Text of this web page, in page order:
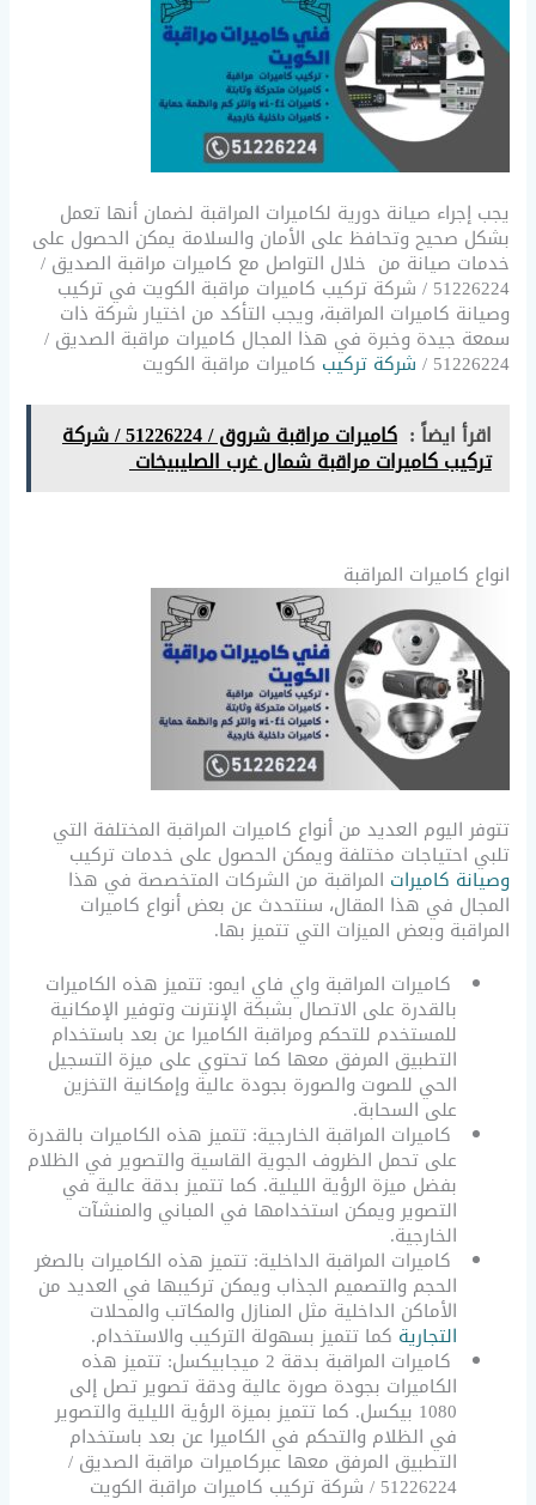
يجب إجراء صيانة دورية لكاميرات المراقبة لضمان أنها تعمل
بشكل صحيح وتحافظ على الأمان والسلامة يمكن الحصول على
خدمات صيانة من خلال التواصل مع كاميرات مراقبة الصديق /
51226224 / شركة تركيب كاميرات مراقبة الكويت في تركيب
وصيانة كاميرات المراقبة، ويجب التأكد من اختيار شركة ذات
سمعة جيدة وخبرة في هذا المجال كاميرات مراقبة الصديق /
51226224 / شركة تركيب كاميرات مراقبة الكويت
اقرأ ايضاً : كاميرات مراقبة شروق / 51226224 / شركة
تركيب كاميرات مراقبة شمال غرب الصليبيخات
انواع كاميرات المراقبة
تتوفر اليوم العديد من أنواع كاميرات المراقبة المختلفة التي
تلبي احتياجات مختلفة ويمكن الحصول على خدمات تركيب
وصيانة كاميرات المراقبة من الشركات المتخصصة في هذا
المجال في هذا المقال، سنتحدث عن بعض أنواع كاميرات
المراقبة وبعض الميزات التي تتميز بها.
كاميرات المراقبة واي فاي ايمو: تتميز هذه الكاميرات
بالقدرة على الاتصال بشبكة الإنترنت وتوفير الإمكانية
للمستخدم للتحكم ومراقبة الكاميرا عن بعد باستخدام
التطبيق المرفق معها كما تحتوي على ميزة التسجيل
الحي للصوت والصورة بجودة عالية وإمكانية التخزين
على السحابة.
كاميرات المراقبة الخارجية: تتميز هذه الكاميرات بالقدرة
على تحمل الظروف الجوية القاسية والتصوير في الظلام
بفضل ميزة الرؤية الليلية. كما تتميز بدقة عالية في
التصوير ويمكن استخدامها في المباني والمنشآت
الخارجية.
كاميرات المراقبة الداخلية: تتميز هذه الكاميرات بالصغر
الحجم والتصميم الجذاب ويمكن تركيبها في العديد من
الأماكن الداخلية مثل المنازل والمكاتب والمحلات
التجارية كما تتميز بسهولة التركيب والاستخدام.
كاميرات المراقبة بدقة 2 ميجابيكسل: تتميز هذه
الكاميرات بجودة صورة عالية ودقة تصوير تصل إلى
1080 بيكسل. كما تتميز بميزة الرؤية الليلية والتصوير
في الظلام والتحكم في الكاميرا عن بعد باستخدام
التطبيق المرفق معها عبركاميرات مراقبة الصديق /
51226224 / شركة تركيب كاميرات مراقبة الكويت